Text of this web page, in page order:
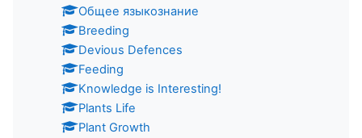
Общее языкознание
Breeding
Devious Defences
Feeding
Knowledge is Interesting!
Plants Life
Plant Growth